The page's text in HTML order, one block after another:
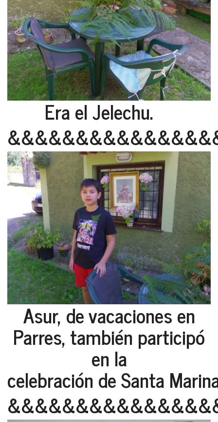
Era el Jelechu.
Asur, de vacaciones en
Parres, también participó
en la
celebración de Santa